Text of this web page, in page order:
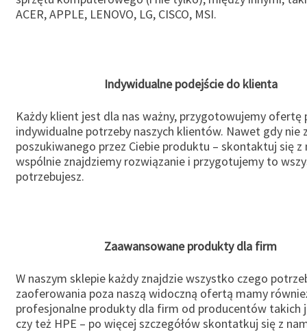
ACER, APPLE, LENOVO, LG, CISCO, MSI.
Indywidualne podejście do klienta
Każdy klient jest dla nas ważny, przygotowujemy ofertę
indywidualne potrzeby naszych klientów. Nawet gdy nie
poszukiwanego przez Ciebie produktu – skontaktuj się z
wspólnie znajdziemy rozwiązanie i przygotujemy to
potrzebujesz.
Zaawansowane produkty dla firm
W naszym sklepie każdy znajdzie wszystko czego
zaoferowania poza naszą widoczną ofertą mamy
profesjonalne produkty dla firm od producentów takich
czy też HPE – po więcej szczegółów skontatkuj się z